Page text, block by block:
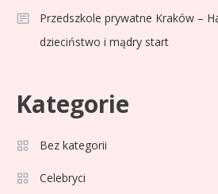
Przedszkole prywatne Kraków –
dzieciństwo i mądry start
Kategorie
Bez kategorii
Celebryci
strzelców Primera
pozycji w